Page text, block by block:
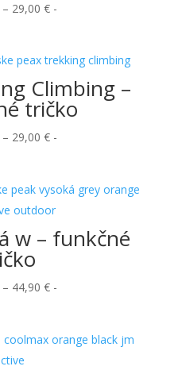
– 29,00€Price
through
29,00 €
-
Climbing –
tričko
– 29,00€Price
through
29,00 €
-
w – funkčné
– 44,90€Price
through
-